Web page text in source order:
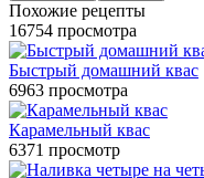
Похожие рецепты
16754 просмотра
Быстрый домашний квас
6963 просмотра
Карамельный квас
6371 просмотр